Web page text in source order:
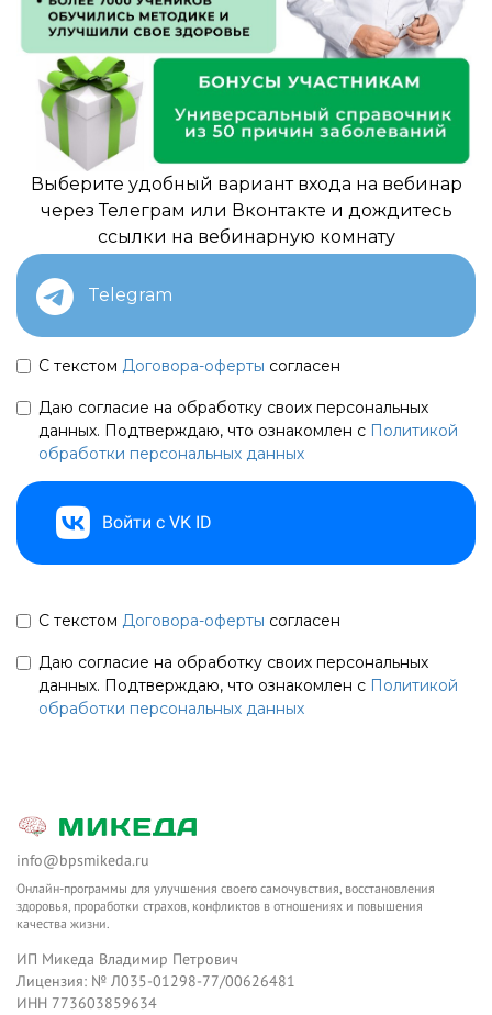
Выберите удобный вариант входа на вебинар
через Телеграм или Вконтакте и дождитесь
ссылки на вебинарную комнату
Telegram
С текстом Договора-оферты согласен
Даю согласие на обработку своих персональных
данных. Подтверждаю, что ознакомлен с Политикой
обработки персональных данных
Войти с VK ID
С текстом Договора-оферты согласен
Даю согласие на обработку своих персональных
данных. Подтверждаю, что ознакомлен с Политикой
обработки персональных данных
info@bpsmikeda.ru
Онлайн-программы для улучшения своего самочувствия, восстановления
здоровья, проработки страхов, конфликтов в отношениях и повышения
качества жизни.
ИП Микеда Владимир Петрович
Лицензия: № Л035-01298-77/00626481
ИНН 773603859634